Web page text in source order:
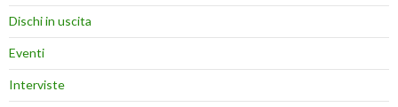
Dischi in uscita
Eventi
Interviste